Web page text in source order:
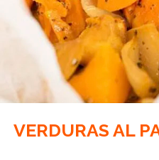
VERDURAS AL